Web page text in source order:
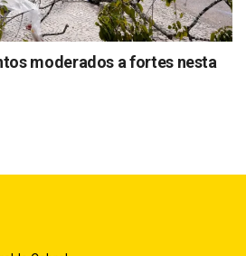
moderados a fortes nesta